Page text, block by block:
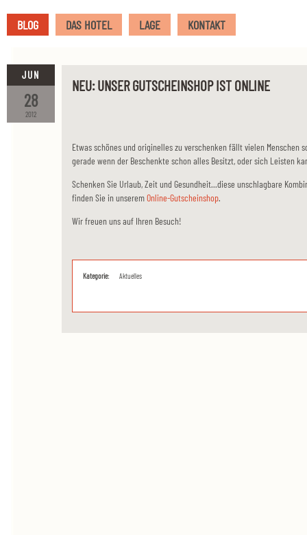
BLOG DAS HOTEL LAGE KONTAKT
NEU: UNSER GUTSCHEINSHOP IST ONLINE
2012
28
JUN
Etwas schönes und originelles zu verschenken fällt vielen Menschen
gerade wenn der Beschenkte schon alles Besitzt, oder sich Leisten
Schenken Sie Urlaub, Zeit und Gesundheit...diese unschlagbare
finden Sie in unseremOnline-Gutscheinshop.
Wir freuen uns auf Ihren Besuch!
Kategorie: Aktuelles